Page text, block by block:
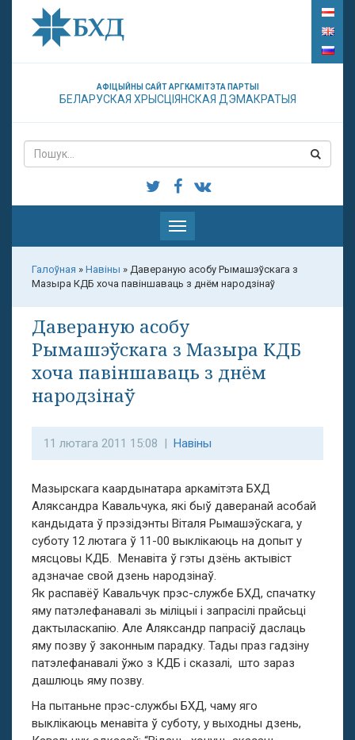
АФІЦЫЙНЫ САЙТ АРГКАМІТЭТА ПАРТЫІ
БЕЛАРУСКАЯ ХРЫСЦІЯНСКАЯ ДЭМАКРАТЫЯ
Паказаць
меню
Галоўная » Навіны » Давераную асобу Рымашэўскага з
Мазыра КДБ хоча павіншаваць з днём народзінаў
Давераную асобу
Рымашэўскага з Мазыра КДБ
хоча павіншаваць з днём
народзінаў
11 лютага 2011 15:08 | Навіны
Мазырскага каардынатара аркамітэта БХД
Аляксандра Кавальчука, які быў даверанай асобай
кандыдата ў прэзідэнты Віталя Рымашэўскага, у
суботу 12 лютага ў 11-00 выклікаюць на допыт у
мясцовы КДБ. Менавіта ў гэты дзёнь актывіст
адзначае свой дзень народзінаў.
Як распавёў Кавальчук прэс-службе БХД, спачатку
яму патэлефанавалі зь міліцыі і запрасілі прайсьці
дактыласкапію. Але Аляксандр папрасіў даслаць
яму позву ў законным парадку. Тады праз гадзіну
патэлефанавалі ўжо з КДБ і сказалі, што зараз
дашлюць яму позву.
На пытаньне прэс-службы БХД, чаму яго
выклікаюць менавіта ў суботу, у выходны дзень,